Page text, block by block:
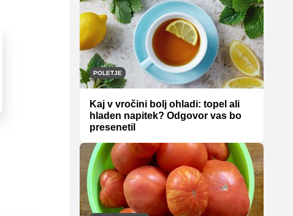
POLETJE
Kaj v vročini bolj ohladi: topel ali
hladen napitek? Odgovor vas bo
presenetil